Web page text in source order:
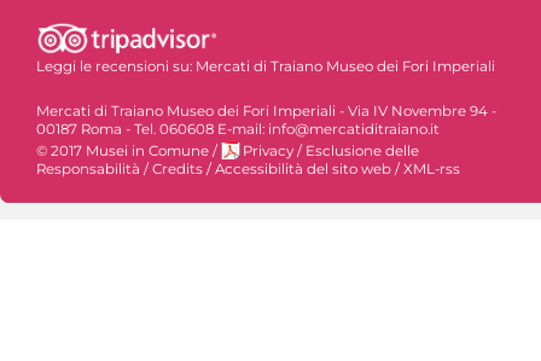
Leggi le recensioni su: Mercati di Traiano Museo dei Fori Imperiali
Mercati di Traiano Museo dei Fori Imperiali - Via IV Novembre 94 -
00187 Roma - Tel. 060608 E-mail: info@mercatiditraiano.it
© 2017 Musei in Comune / Privacy / Esclusione delle
Responsabilità / Credits / Accessibilità del sito web / XML-rss